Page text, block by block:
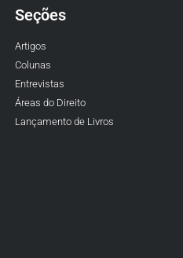
Seções
Artigos
Colunas
Entrevistas
Áreas do Direito
Lançamento de Livros